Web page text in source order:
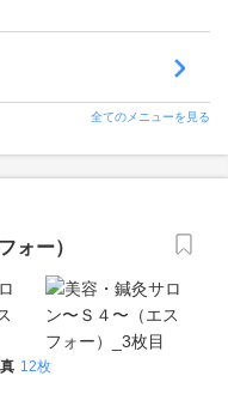
全てのメニューを見る
ォー）
12枚